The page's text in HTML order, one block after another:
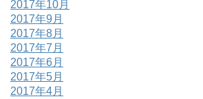
2017年10月
2017年9月
2017年8月
2017年7月
2017年6月
2017年5月
2017年4月